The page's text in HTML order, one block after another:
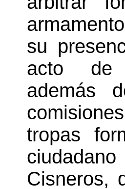
su
acto de
además
tropas
Cisneros,